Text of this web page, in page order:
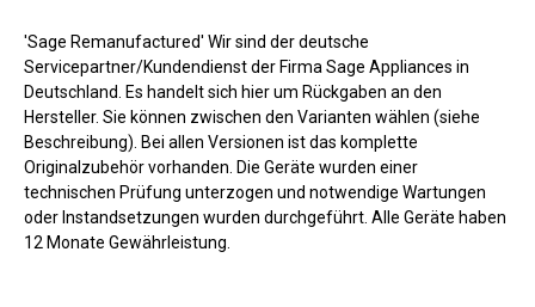
'Sage Remanufactured' Wir sind der deutsche
Servicepartner/Kundendienst der Firma Sage Appliances in
Deutschland. Es handelt sich hier um Rückgaben an den
Hersteller. Sie können zwischen den Varianten wählen (siehe
Beschreibung). Bei allen Versionen ist das komplette
Originalzubehör vorhanden. Die Geräte wurden einer
technischen Prüfung unterzogen und notwendige Wartungen
oder Instandsetzungen wurden durchgeführt. Alle Geräte haben
12 Monate Gewährleistung.